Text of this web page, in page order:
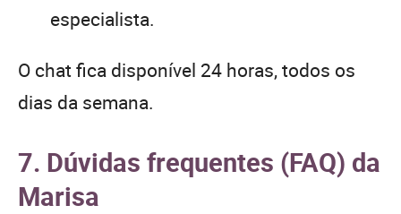
especialista.
O chat fica disponível 24 horas, todos os
dias da semana.
7. Dúvidas frequentes (FAQ) da
Marisa